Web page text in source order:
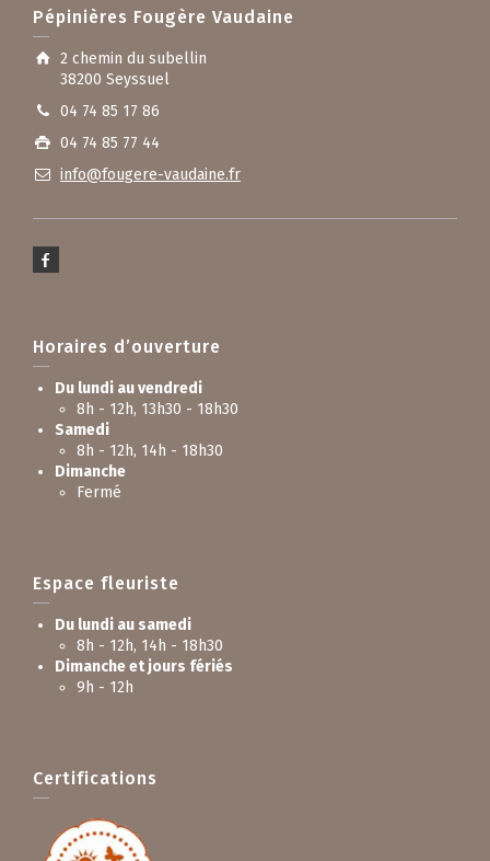
Pépinières Fougère Vaudaine
2 chemin du subellin
38200 Seyssuel
04 74 85 17 86
04 74 85 77 44
info@fougere-vaudaine.fr
Horaires d’ouverture
Du lundi au vendredi
8h - 12h, 13h30 - 18h30
Samedi
8h - 12h, 14h - 18h30
Dimanche
Fermé
Espace fleuriste
Du lundi au samedi
8h - 12h, 14h - 18h30
Dimanche et jours fériés
9h - 12h
Certifications